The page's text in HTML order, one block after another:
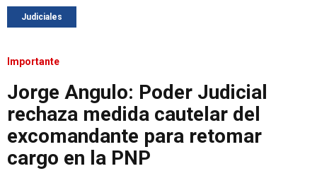
Judiciales
Importante
Jorge Angulo: Poder Judicial
rechaza medida cautelar del
excomandante para retomar
cargo en la PNP